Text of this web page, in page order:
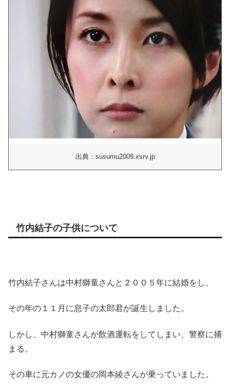
出典：susumu2009.xsrv.jp
竹内結子の子供について
竹内結子さんは中村獅童さんと２００５年に結婚をし、
その年の１１月に息子の太郎君が誕生しました。
しかし、中村獅童さんが飲酒運転をしてしまい、警察に捕
まる。
その車に元カノの女優の岡本綾さんが乗っていました。